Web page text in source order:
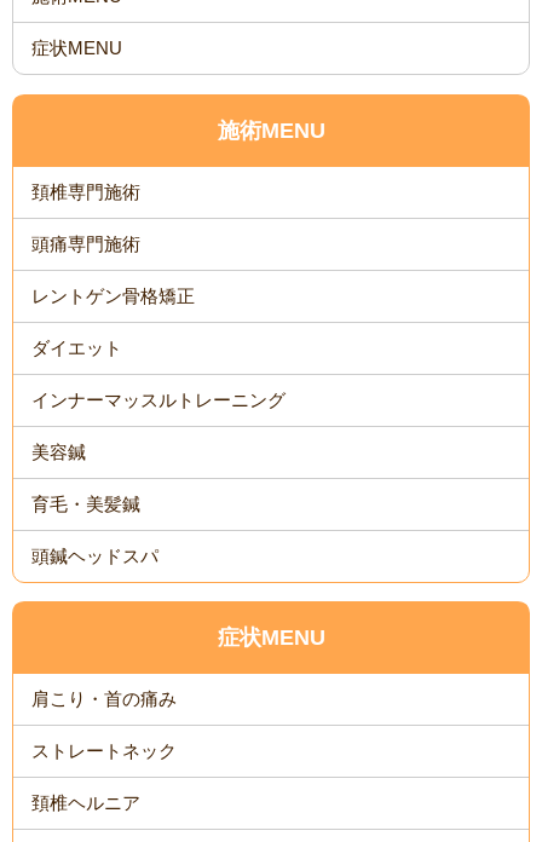
症状MENU
施術MENU
頚椎専門施術
頭痛専門施術
レントゲン骨格矯正
ダイエット
インナーマッスルトレーニング
美容鍼
育毛・美髪鍼
頭鍼ヘッドスパ
症状MENU
肩こり・首の痛み
ストレートネック
頚椎ヘルニア